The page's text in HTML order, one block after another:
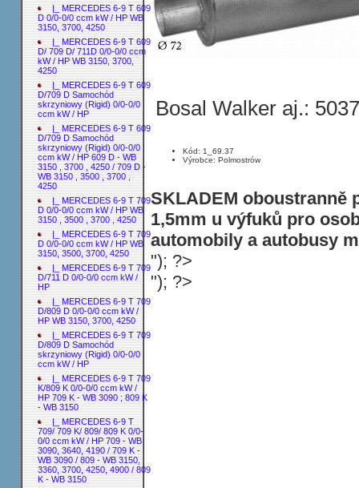
|_ MERCEDES 6-9 T 609
D 0/0-0/0 ccm kW / HP WB
3150, 3700, 4250
|_ MERCEDES 6-9 T 609
D/ 709 D/ 711D 0/0-0/0 ccm
kW / HP WB 3150, 3700,
4250
|_ MERCEDES 6-9 T 609
D/709 D Samochód
skrzyniowy (Rigid) 0/0-0/0
ccm kW / HP
|_ MERCEDES 6-9 T 609
D/709 D Samochód
skrzyniowy (Rigid) 0/0-0/0
ccm kW / HP 609 D - WB
3150 , 3700 , 4250 / 709 D -
WB 3150 , 3500 , 3700 ,
4250
|_ MERCEDES 6-9 T 709
D 0/0-0/0 ccm kW / HP WB
3150 , 3500 , 3700 , 4250
|_ MERCEDES 6-9 T 709
D 0/0-0/0 ccm kW / HP WB
3150, 3500, 3700, 4250
|_ MERCEDES 6-9 T 709
D/711 D 0/0-0/0 ccm kW /
HP
|_ MERCEDES 6-9 T 709
D/809 D 0/0-0/0 ccm kW /
HP WB 3150, 3700, 4250
|_ MERCEDES 6-9 T 709
D/809 D Samochód
skrzyniowy (Rigid) 0/0-0/0
ccm kW / HP
|_ MERCEDES 6-9 T 709
K/809 K 0/0-0/0 ccm kW /
HP 709 K - WB 3090 ; 809 K
- WB 3150
|_ MERCEDES 6-9 T
709/ 709 K/ 809/ 809 K 0/0-
0/0 ccm kW / HP 709 - WB
3090, 3640, 4190 / 709 K -
WB 3090 / 809 - WB 3150,
3360, 3700, 4250, 4900 / 809
K - WB 3150
Bosal Walker aj.:
Kód: 1_69.37
Výrobce: Polmostrów
SKLADEM oboustranně
1,5mm u výfuků pro
automobily a autobusy
"); ?>
"); ?>